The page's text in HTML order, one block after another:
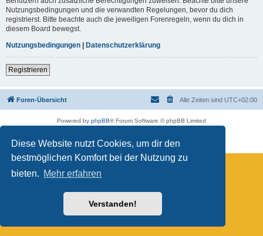
Diese Website nutzt Cookies, um dir den
bestmöglichen Komfort bei der Nutzung zu
bieten. Mehr erfahren
Verstanden!
Nutzungsbedingungen und die verwandten Regelungen, bevor du dich
registrierst. Bitte beachte auch die jeweiligen Forenregeln, wenn du dich in
diesem Board bewegst.
Nutzungsbedingungen | Datenschutzerklärung
Registrieren
Foren-Übersicht Alle Zeiten sind UTC+02:00
Powered by phpBB® Forum Software © phpBB Limited
Datenschutz|Nutzungsbedingungen